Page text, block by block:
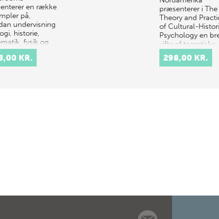
en række
på,
undervisning
historie,
fysik og
kan forankres i
KR.
præsenterer i The
Theory and
of Cultural-
Psychology en
vifte af teoretiske
per…
298,00 KR.